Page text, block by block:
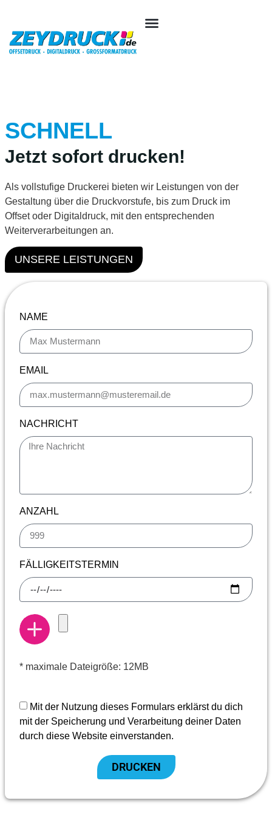
SCHNELL
Jetzt sofort drucken!
Als vollstufige Druckerei bieten wir Leistungen von der
Gestaltung über die Druckvorstufe, bis zum Druck im
Offset oder Digitaldruck, mit den entsprechenden
Weiterverarbeitungen an.
UNSERE LEISTUNGEN
NAME
EMAIL
NACHRICHT
ANZAHL
FÄLLIGKEITSTERMIN
* maximale Dateigröße: 12MB
Mit der Nutzung dieses Formulars erklärst du dich
mit der Speicherung und Verarbeitung deiner Daten
durch diese Website einverstanden.
DRUCKEN